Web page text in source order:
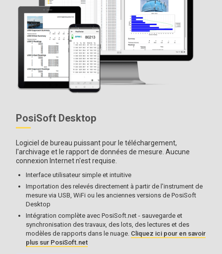
Graphique en direct des données de mesure
Clavier tactile pour
renommerrapidementles lots
des notes, etc.
La technologie WiFi se synchronise sans fil avec PosiSoft.net
et télécharge les mises à jour du logiciel.
Technologie
Bluetooth4.0pour le transfert de données
vers un appareil mobile utilisant l'application PosiTector ou
une imprimante portable optionnelle. L'API BLE
disponible pour l'intégration dans des logiciels tiers.
plusieurs protocoles de communication du secteurstandard .
Stocker les mesures de l'épaisseur, du profil, de
et de l'épaisseur des parois dans des lots individuels.
Toutes les jauges sont livréesavec des disques de test (2), une
plaque de mise à niveau, un pénétrateur de remplacement
avec un outil de remplacement, une plaque de verre, un étui de
protection en caoutchouc, une sangle de poignet, 3 piles AAA,
des instructions, une mallette de transport protectrice, un
écran de protection pour la lentille, un certificat d'étalonnage
détaillé, un câble USB, le logiciel PosiSoft et une garantie de
PosiSoft Desktop
Logiciel de bureau puissant pour le téléchargement,
l'archivage et le rapport de données de mesure. Aucune
connexion Internet n'est requise.
Interface utilisateur simple et intuitive
Importation des relevés directement à partir de l'instrument de
mesure via USB, WiFi ou les anciennes versions de PosiSoft
Desktop
Intégration complète avec PosiSoft.net - sauvegarde et
synchronisation des travaux, des lots, des lectures et des
modèles de rapports dans le nuage. Cliquez ici pour en savoir
plus sur PosiSoft.net